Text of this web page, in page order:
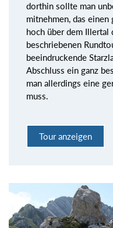
dorthin sollte man
mitnehmen, das
hoch über dem Illertal
beschriebenen
beeindruckende
Abschluss ein ganz
man allerdings eine
muss.
Tour anzeigen